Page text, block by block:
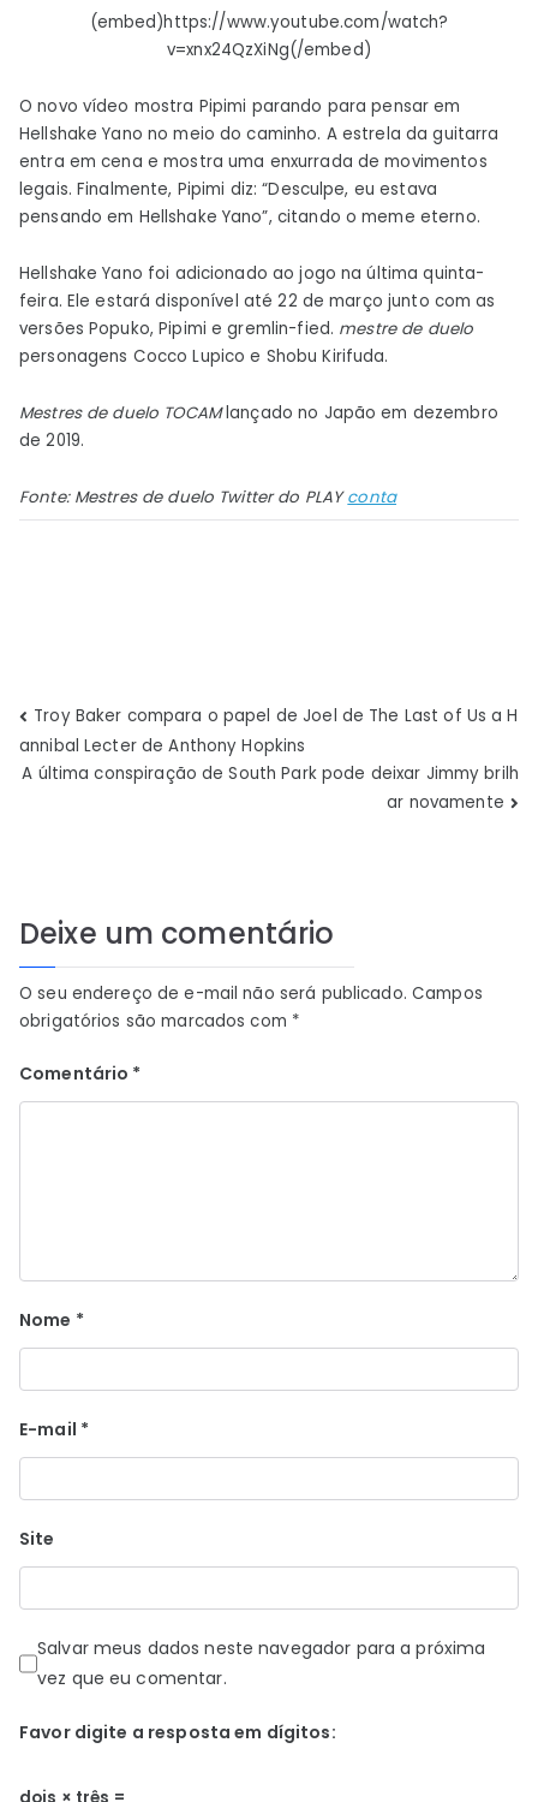
(embed)https://www.youtube.com/watch?
v=xnx24QzXiNg(/embed)
O novo vídeo mostra Pipimi parando para pensar em
Hellshake Yano no meio do caminho. A estrela da guitarra
entra em cena e mostra uma enxurrada de movimentos
legais. Finalmente, Pipimi diz: “Desculpe, eu estava
pensando em Hellshake Yano”, citando o meme eterno.
Hellshake Yano foi adicionado ao jogo na última quinta-
feira. Ele estará disponível até 22 de março junto com as
versões Popuko, Pipimi e gremlin-fied. mestre de duelo
personagens Cocco Lupico e Shobu Kirifuda.
Mestres de duelo TOCAMlançado no Japão em dezembro
de 2019.
Fonte: Mestres de duelo Twitter do PLAYconta
Navegação
de
Troy Baker compara o papel de Joel de The Last of Us a H
annibal Lecter de Anthony Hopkins
A última conspiração de South Park pode deixar Jimmy brilh
ar novamente
Deixe um comentário
O seu endereço de e-mail não será publicado. Campos
obrigatórios são marcados com *
Comentário *
Nome *
E-mail *
Site
Salvar meus dados neste navegador para a próxima
vez que eu comentar.
Favor digite a resposta em dígitos: